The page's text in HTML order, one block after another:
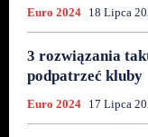
Euro 2024 18 Lipca
3 rozwiązania
podpatrzeć kluby
Euro 2024 17 Lipca